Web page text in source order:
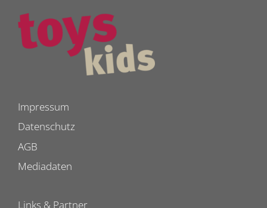
Impressum
Datenschutz
AGB
Mediadaten
Links & Partner